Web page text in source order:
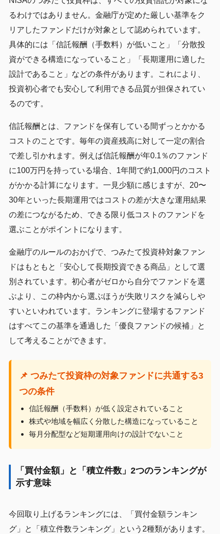
るわけではありません。金融庁が定めた厳しい基準をク
リアしたファンドだけが対象として認められています。
具体的には「信託報酬（手数料）が低いこと」「分散投
資ができる構造になっていること」「長期運用に適した
設計であること」などの条件があります。これにより、
投資初心者でも安心して利用できる品質が担保されてい
るのです。
信託報酬とは、ファンドを保有している間ずっとかかる
コストのことです。毎年の資産残高に対して一定の割合
で差し引かれます。例えば信託報酬が年0.1％のファンド
に100万円を持っている場合、1年間で約1,000円のコスト
がかかる計算になります。一見少額に感じますが、20〜
30年といった長期運用ではコストの差が大きな運用結果
の差につながるため、できる限り低コストのファンドを
選ぶことがポイントになります。
金融庁のルールのおかげで、つみたて投資枠対象ファン
ドはもともと「安心して長期投資できる商品」として選
別されています。初心者がゼロから自分でファンドを選
ぶより、この枠内から選ぶほうが失敗リスクを減らしや
すいといわれています。ランキングに登場するファンド
はすべてこの基準を通過した「優良ファンドの候補」と
して考えることができます。
📌 つみたて投資枠の対象ファンドに共通する3
つの条件
信託報酬（手数料）が低く設定されていること
株式や地域を幅広く分散した構造になっていること
毎月分配型など短期運用向けの設計でないこと
「買付金額」と「積立件数」2つのランキングが
示す意味
今回取り上げるランキングには、「買付金額ランキン
グ」と「積立件数ランキング」という2種類があります。